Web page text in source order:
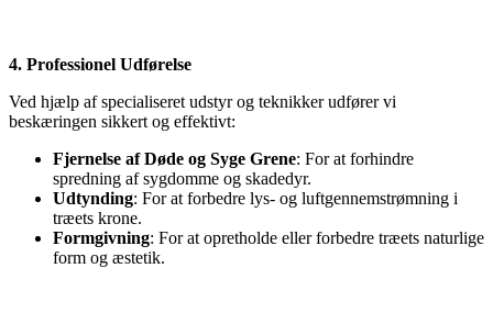
4. Professionel Udførelse
Ved hjælp af specialiseret udstyr og teknikker udfører vi
beskæringen sikkert og effektivt:
Fjernelse af Døde og Syge Grene: For at forhindre
spredning af sygdomme og skadedyr.
Udtynding: For at forbedre lys- og luftgennemstrømning i
træets krone.
Formgivning: For at opretholde eller forbedre træets naturlige
form og æstetik.